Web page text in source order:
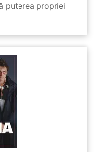
puterea propriei